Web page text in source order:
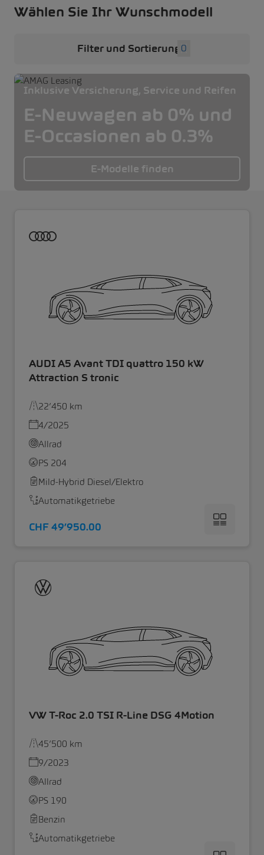
Wählen Sie Ihr Wunschmodell
Filter und Sortierung 0
Inklusive Versicherung, Service und Reifen
E-Neuwagen ab 0% und
E-Occasionen ab 0.3%
E-Modelle finden
AUDI A5 Avant TDI quattro 150 kW
Attraction S tronic
22’450 km
4/2025
Allrad
PS 204
Mild-Hybrid Diesel/Elektro
Automatikgetriebe
CHF 49’950.00
VW T-Roc 2.0 TSI R-Line DSG 4Motion
45’500 km
9/2023
Allrad
PS 190
Benzin
Automatikgetriebe